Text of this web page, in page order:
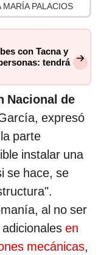
MARÍA PALACIOS
con Tacna y
tendrá
Nacional de
expresó
parte
instalar una
se hace, se
al no ser
en
mecánicas,